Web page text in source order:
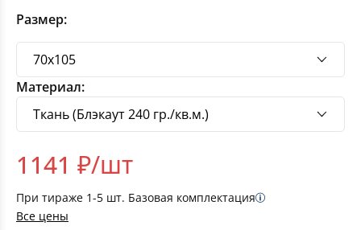
Размер:
Материал:
1141 ₽/шт
При тираже 1-5 шт. Базовая комплектация
Все цены